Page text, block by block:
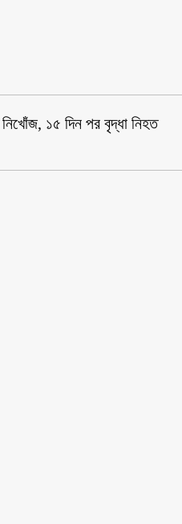
নিখোঁজ, ১৫ দিন পর বৃদ্ধা নিহত